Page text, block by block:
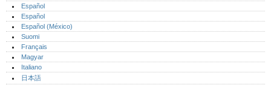
Español
Español
Español (México)‎
Suomi
Français
Magyar
Italiano
日本語